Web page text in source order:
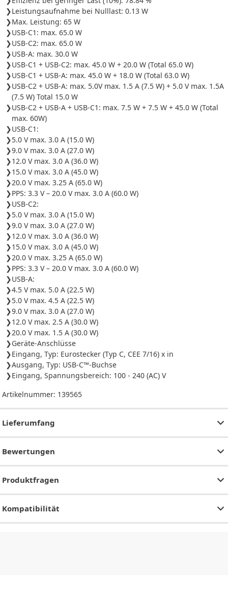
Leistungsaufnahme bei Nulllast: 0.13 W
Max. Leistung: 65 W
USB-C1: max. 65.0 W
USB-C2: max. 65.0 W
USB-A: max. 30.0 W
USB-C1 + USB-C2: max. 45.0 W + 20.0 W (Total 65.0 W)
USB-C1 + USB-A: max. 45.0 W + 18.0 W (Total 63.0 W)
USB-C2 + USB-A: max. 5.0V max. 1.5 A (7.5 W) + 5.0 V max. 1.5A
(7.5 W) Total 15.0 W
USB-C2 + USB-A + USB-C1: max. 7.5 W + 7.5 W + 45.0 W (Total
max. 60W)
USB-C1:
5.0 V max. 3.0 A (15.0 W)
9.0 V max. 3.0 A (27.0 W)
12.0 V max. 3.0 A (36.0 W)
15.0 V max. 3.0 A (45.0 W)
20.0 V max. 3.25 A (65.0 W)
PPS: 3.3 V – 20.0 V max. 3.0 A (60.0 W)
USB-C2:
5.0 V max. 3.0 A (15.0 W)
9.0 V max. 3.0 A (27.0 W)
12.0 V max. 3.0 A (36.0 W)
15.0 V max. 3.0 A (45.0 W)
20.0 V max. 3.25 A (65.0 W)
PPS: 3.3 V – 20.0 V max. 3.0 A (60.0 W)
USB-A:
4.5 V max. 5.0 A (22.5 W)
5.0 V max. 4.5 A (22.5 W)
9.0 V max. 3.0 A (27.0 W)
12.0 V max. 2.5 A (30.0 W)
20.0 V max. 1.5 A (30.0 W)
Geräte-Anschlüsse
Eingang, Typ: Eurostecker (Typ C, CEE 7/16) x in
Ausgang, Typ: USB-C™-Buchse
Eingang, Spannungsbereich: 100 - 240 (AC) V
Artikelnummer: 139565
Lieferumfang
Bewertungen
Produktfragen
Kompatibilität